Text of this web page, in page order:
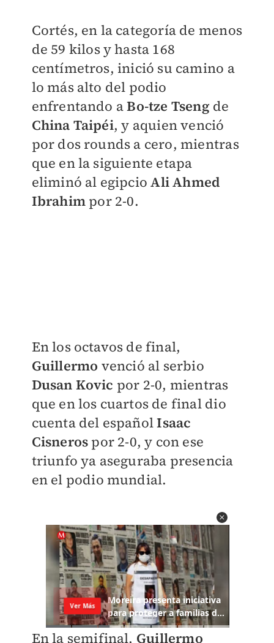
Cortés, en la categoría de menos
de 59 kilos y hasta 168
centímetros, inició su camino a
lo más alto del podio
enfrentando aBo-tze Tseng de
China Taipéi, y aquien venció
por dos rounds a cero, mientras
que en la siguiente etapa
eliminó al egipcioAli Ahmed
Ibrahimpor 2-0.
En los octavos de final,
Guillermo venció al serbio
Dusan Kovic por 2-0, mientras
que en los cuartos de final dio
cuenta del españolIsaac
Cisneros por 2-0, y con ese
triunfo ya aseguraba presencia
en el podio mundial.
En la semifinal, Guillermo